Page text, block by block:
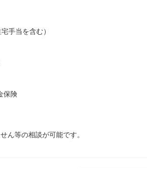
宅手当を含む）
保険
ん等の相談が可能です。